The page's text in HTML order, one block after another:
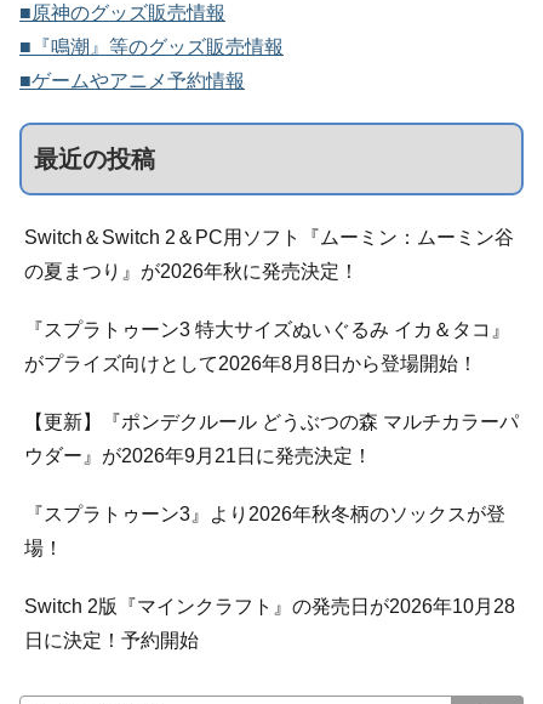
■原神のグッズ販売情報
■『鳴潮』等のグッズ販売情報
■ゲームやアニメ予約情報
最近の投稿
Switch＆Switch 2＆PC用ソフト『ムーミン：ムーミン谷
の夏まつり』が2026年秋に発売決定！
『スプラトゥーン3 特大サイズぬいぐるみ イカ＆タコ』
がプライズ向けとして2026年8月8日から登場開始！
【更新】『ポンデクルール どうぶつの森 マルチカラーパ
ウダー』が2026年9月21日に発売決定！
『スプラトゥーン3』より2026年秋冬柄のソックスが登
場！
Switch 2版『マインクラフト』の発売日が2026年10月28
日に決定！予約開始